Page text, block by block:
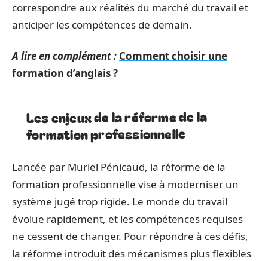
correspondre aux réalités du marché du travail et
anticiper les compétences de demain.
A lire en complément : Comment choisir une
formation d’anglais ?
Les enjeux de la réforme de la
formation professionnelle
Lancée par Muriel Pénicaud, la réforme de la
formation professionnelle vise à moderniser un
système jugé trop rigide. Le monde du travail
évolue rapidement, et les compétences requises
ne cessent de changer. Pour répondre à ces défis,
la réforme introduit des mécanismes plus flexibles